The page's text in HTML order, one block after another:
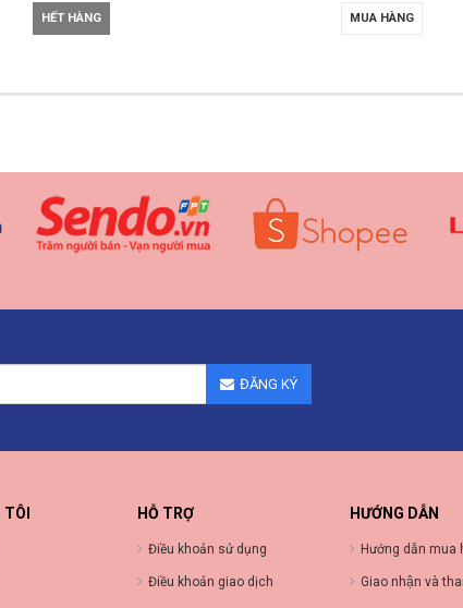
HẾT HÀNG MUA HÀNG
ĐĂNG KÝ
HỖ TRỢ
Điều khoản sử dụng
Điều khoản giao dịch
HƯỚNG DẪN
Hướng dẫn mua
Giao nhận và